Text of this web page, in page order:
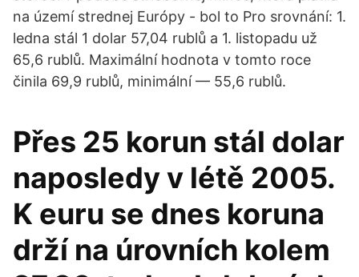
na území strednej Európy - bol to Pro srovnání: 1.
ledna stál 1 dolar 57,04 rublů a 1. listopadu už
65,6 rublů. Maximální hodnota v tomto roce
činila 69,9 rublů, minimální — 55,6 rublů.
Přes 25 korun stál dolar
naposledy v létě 2005.
K euru se dnes koruna
drží na úrovních kolem